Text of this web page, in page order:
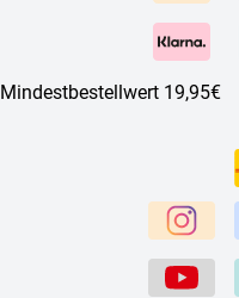
Mindestbestellwert 19,95€